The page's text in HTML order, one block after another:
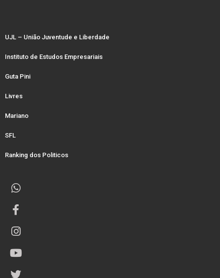
UJL – União Juventude e Liberdade
Instituto de Estudos Empresariais
Guta Pini
Livres
Mariano
SFL
Ranking dos Politicos